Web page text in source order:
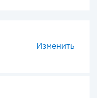
Изменить